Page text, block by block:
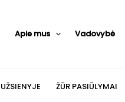
Apie mus Vadovybė
UŽSIENYJE ŽŪR PASIŪLYMAI